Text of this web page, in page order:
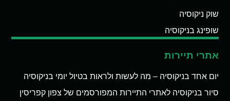
שוק ניקוסיה
שופינג בניקוסיה
אתרי תיירות
יום אחד בניקוסיה – מה לעשות ולראות בטיול יומי בניקוסיה
סיור בניקוסיה לאתרי התיירות המפורסמים של צפון קפריסין